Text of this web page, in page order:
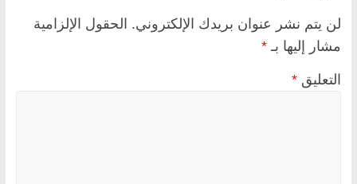
لن يتم نشر عنوان بريدك الإلكتروني. الحقول الإلزامية
مشار إليها بـ *
التعليق *